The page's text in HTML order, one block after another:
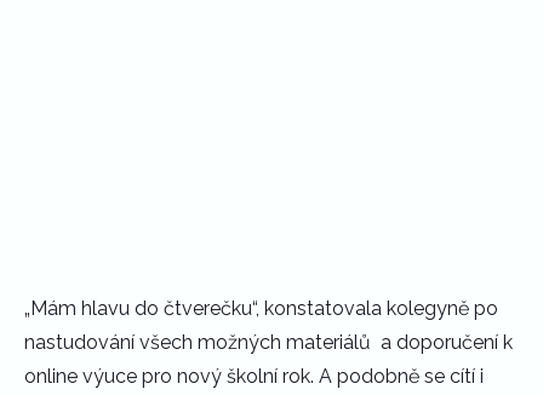
„Mám hlavu do čtverečku“, konstatovala kolegyně po
nastudování všech možných materiálů a doporučení k
online výuce pro nový školní rok. A podobně se cítí i